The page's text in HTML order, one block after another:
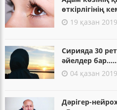
өткірлігінің
19 қазан
Сирияда 30
әйелдер
04 қазан
Дәрігер-